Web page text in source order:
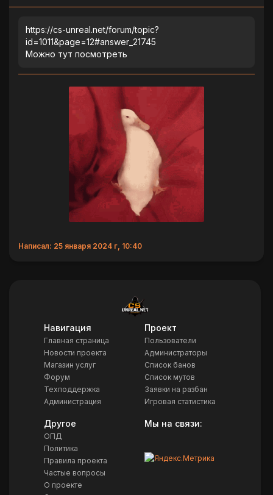
https://cs-unreal.net/forum/topic?
id=1011&page=12#answer_21745
Можно тут посмотреть
Написал: 25 января 2024 г, 10:40
Навигация
Главная страница
Новости проекта
Магазин услуг
Форум
Техподдержка
Администрация
Проект
Пользователи
Администраторы
Список банов
Список мутов
Заявки на разбан
Игровая статистика
Другое
ОПД
Политика
Правила проекта
Частые вопросы
О проекте
Мы на связи: